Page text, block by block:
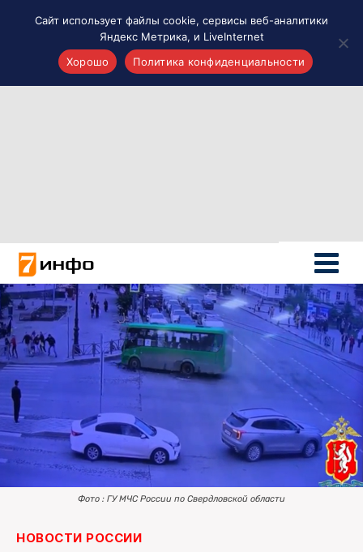
Новости России
Политика
Новости мира
Все материалы 7инфо
О НАС
ПОИСК ПО САЙТУ
Фото : ГУ МЧС России по Свердловской области
НОВОСТИ РОССИИ
Сайт использует файлы cookie, сервисы веб-аналитики
Яндекс Метрика, и LiveInternet
Хорошо
Политика конфиденциальности